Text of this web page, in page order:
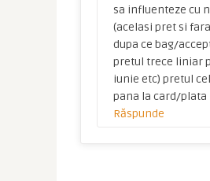
sa influenteze cu
(acelasi pret si
dupa ce bag/
pretul trece liniar
iunie etc) pretul
pana la card/plata
Răspunde